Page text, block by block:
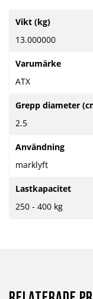
information
Vikt (kg)
13.000000
Varumärke
ATX
Grepp diameter
2.5
Användning
marklyft
Lastkapacitet
250 - 400 kg